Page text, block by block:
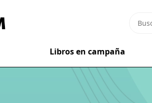
Libros en campaña